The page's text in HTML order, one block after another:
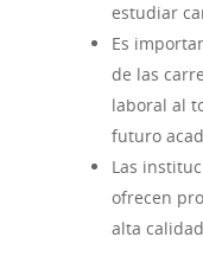
estudiar
Es
de las
laboral al
futuro
Las
ofrecen
alta